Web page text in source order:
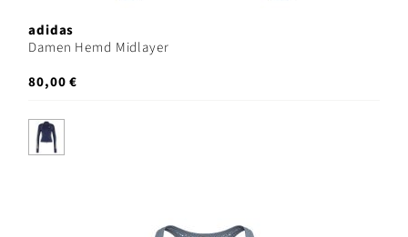
adidas
Damen Hemd Midlayer
80,00 €